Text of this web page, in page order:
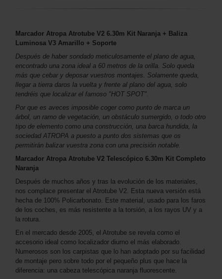
Marcador Atropa Atrotube V2 6.30m Kit Naranja + Baliza
Luminosa V3 Amarillo + Soporte
Después de haber sondado meticulosamente el plano de agua,
encontrado una zona ideal a 60 metros de la orilla. Solo queda
más que cebar y deposar vuestros montajes. Solamente queda,
llegar a tierra daros la vuelta y frente al plano del agua, solo
tendréis que localizar el famoso "HOT SPOT".
Por que es aveces imposible coger como punto de marca un
árbol, un ramo de vegetación, un obstáculo sumergido, o todo otro
tipo de elemento como una construcción, una barca hundida, la
sociedad ATROPA a puesto a punto dos sistemas que os
permitirán balizar vuestra zona con una precisión notable.
Marcador Atropa Atrotube V2 Telescópico 6.30m Kit Completo
Naranja
Después de muchos años y tras la evolución de los materiales,
nos complace presentar el Atrotube V2. Esta nueva versión está
hecha de 100% Policarbonato. Este material, usado para los faros
de los coches, es más resistente a la torsión, a los rayos UV y a
la rotura.
En el mercado desde 2005, el Atrotube se revela como el
accesorio ideal como localizador diurno el más elaborado.
Numerosos son los carpistas que lo han adoptado por su facilidad
de montaje pero sobre todo por el pequeño plus que hace la
diferencia: una cabeza telescópica naranja fluorescente.